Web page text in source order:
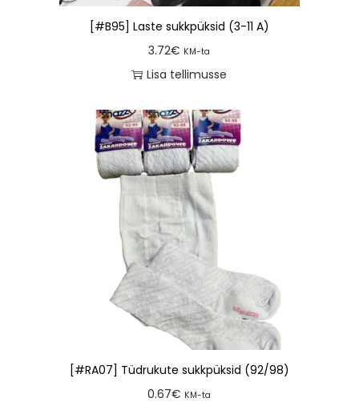
[#B95] Laste sukkpüksid (3-11 A)
3.72€ KM-ta
Lisa tellimusse
[#RA07] Tüdrukute sukkpüksid (92/98)
0.67€ KM-ta